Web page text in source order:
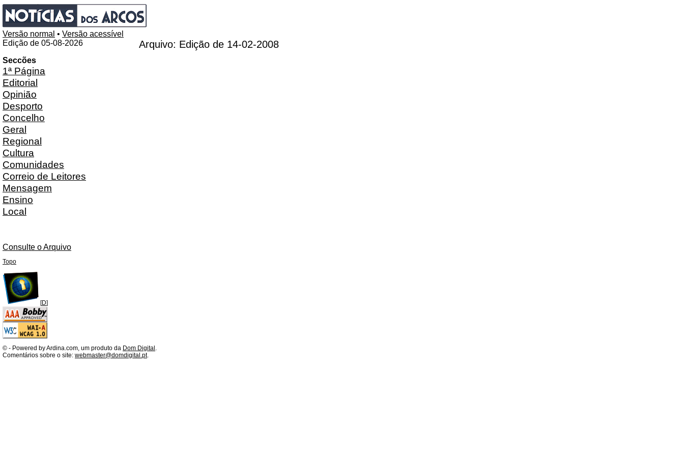
Versão normal • Versão acessível
Edição de 05-08-2026
Seccões
1ª Página
Editorial
Opinião
Desporto
Concelho
Geral
Regional
Cultura
Comunidades
Correio de Leitores
Mensagem
Ensino
Local
Consulte o Arquivo
Arquivo: Edição de 14-02-2008
Topo
[D]
© - Powered by Ardina.com, um produto da Dom Digital .
Comentários sobre o site: webmaster@domdigital.pt.